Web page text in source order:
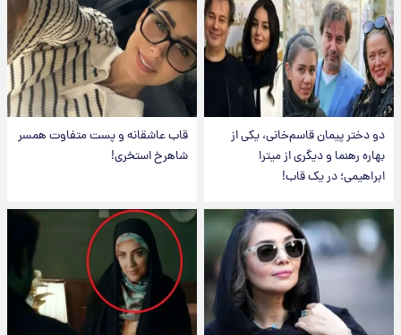
دو دختر پیمان قاسم‌خانی، یکی از
بهاره رهنما و دیگری از میترا
ابراهیمی؛ در یک قاب!
قاب عاشقانه و پست متفاوت همسر
شاهرخ استخری!